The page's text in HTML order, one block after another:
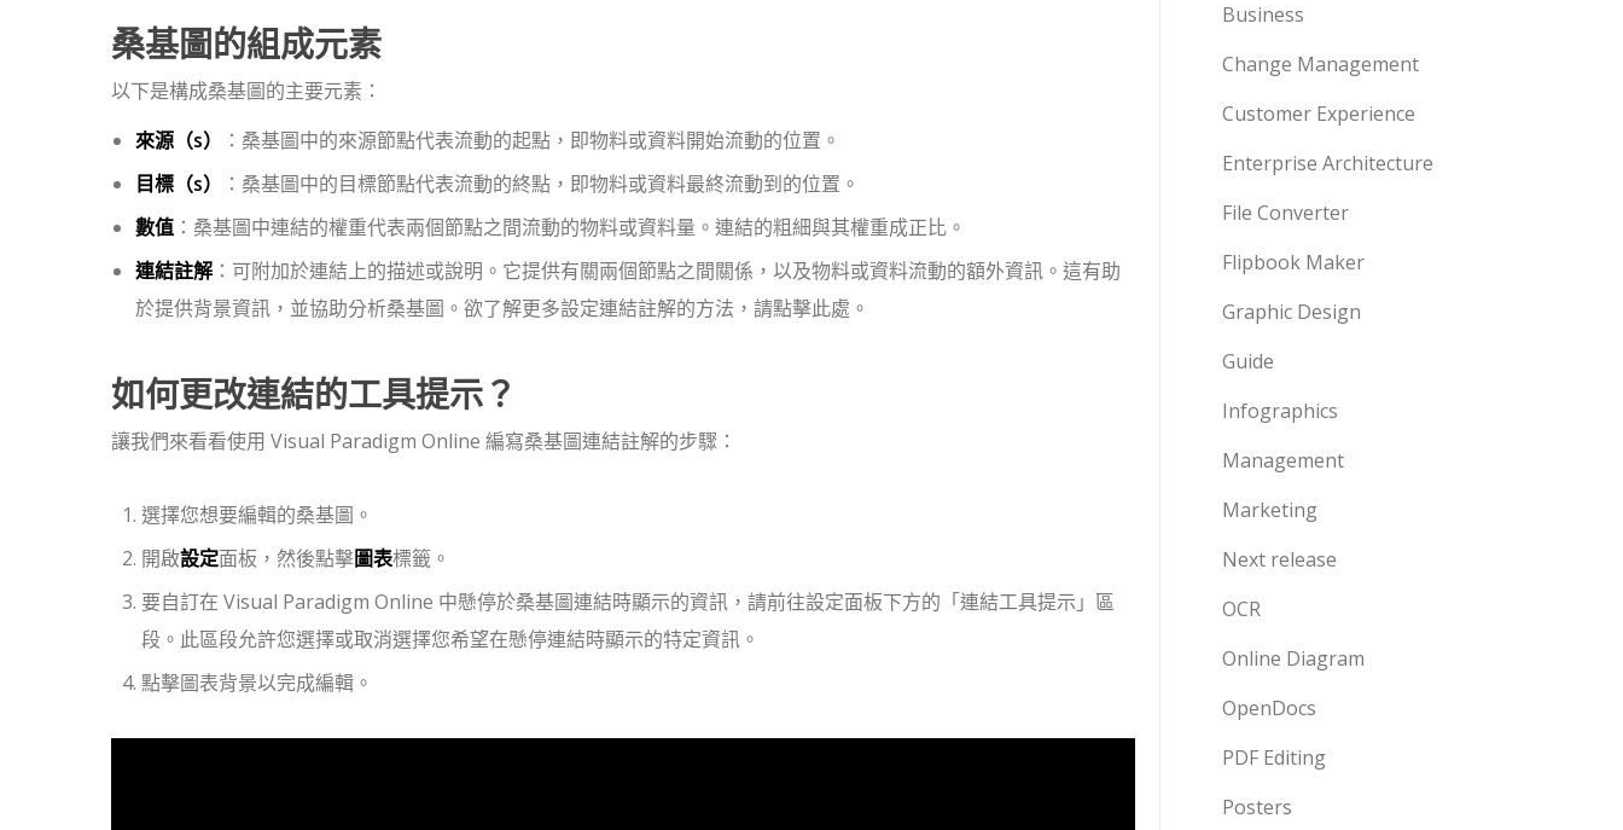
桑基圖的組成元素
以下是構成桑基圖的主要元素：
來源（s）
：桑基圖中的來源節點代表流動的起點，即物料或資料開始流動的位置。
目標（s）
：桑基圖中的目標節點代表流動的終點，即物料或資料最終流動到的位置。
數值 ：桑基圖中連結的權重代表兩個節點之間流動的物料或資料量。連結的粗細與其權重成正比。
連結註解 ：可附加於連結上的描述或說明。它提供有關兩個節點之間關係，以及物料或資料流動的額外資訊。這有助
於提供背景資訊，並協助分析桑基圖。欲了解更多設定連結註解的方法，請點擊此處。
如何更改連結的工具提示？
讓我們來看看使用 Visual Paradigm Online 編寫桑基圖連結註解的步驟：
選擇您想要編輯的桑基圖。
開啟設定面板，然後點擊圖表標籤。
要自訂在 Visual Paradigm Online 中懸停於桑基圖連結時顯示的資訊，請前往設定面板下方的「連結工具提示」區
段。此區段允許您選擇或取消選擇您希望在懸停連結時顯示的特定資訊。
點擊圖表背景以完成編輯。
Business
Change Management
Customer Experience
Enterprise Architecture
File Converter
Flipbook Maker
Graphic Design
Guide
Infographics
Management
Marketing
Next release
OCR
Online Diagram
OpenDocs
PDF Editing
Posters